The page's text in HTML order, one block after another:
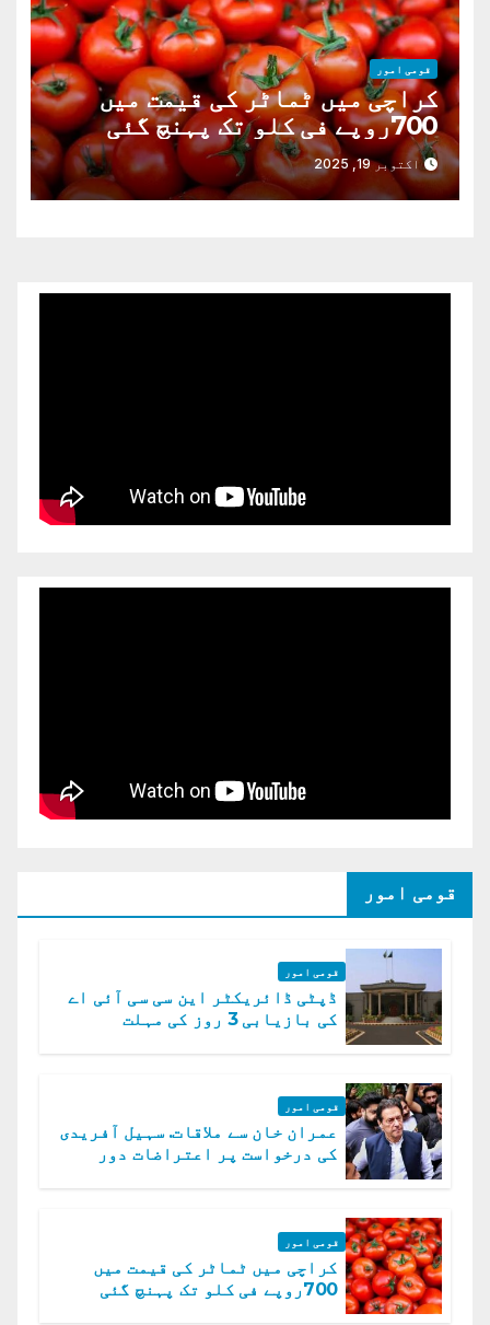
قومی امور
کراچی میں ٹماٹر کی قیمت میں
700روپے فی کلو تک پہنچ گئی
اکتوبر 19, 2025
قومی امور
قومی امور
ڈپٹی ڈائریکٹر این سی سی آئی اے
کی بازیابی 3 روز کی مہلت
قومی امور
عمران خان سے ملاقات. سہیل آفریدی
کی درخواست پر اعتراضات دور
قومی امور
کراچی میں ٹماٹر کی قیمت میں
700روپے فی کلو تک پہنچ گئی